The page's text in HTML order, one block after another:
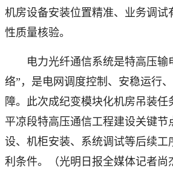
机房设备安装位置精准、业务调试
性质量核验。
电力光纤通信系统是特高压输
络”，是电网调度控制、安稳运行
障。此次成纪变模块化机房吊装任
平凉段特高压通信工程建设关键节
设、机柜安装、系统调试等后续工
利条件。（光明日报全媒体记者尚